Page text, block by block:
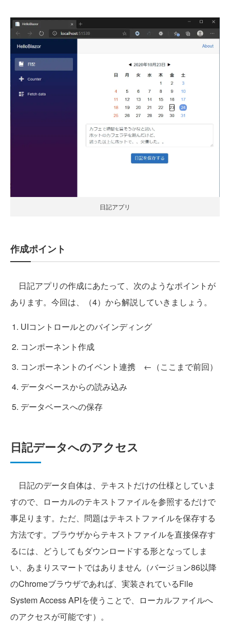
日記アプリ
作成ポイント
日記アプリの作成にあたって、次のようなポイントが
あります。今回は、（4）から解説していきましょう。
UIコントロールとのバインディング
コンポーネント作成
コンポーネントのイベント連携 ←（ここまで前回）
データベースからの読み込み
データベースへの保存
日記データへのアクセス
日記のデータ自体は、テキストだけの仕様としていま
すので、ローカルのテキストファイルを参照するだけで
事足ります。ただ、問題はテキストファイルを保存する
方法です。ブラウザからテキストファイルを直接保存す
るには、どうしてもダウンロードする形となってしま
い、あまりスマートではありません（バージョン86以降
のChromeブラウザであれば、実装されているFile
System Access APIを使うことで、ローカルファイルへ
のアクセスが可能です）。